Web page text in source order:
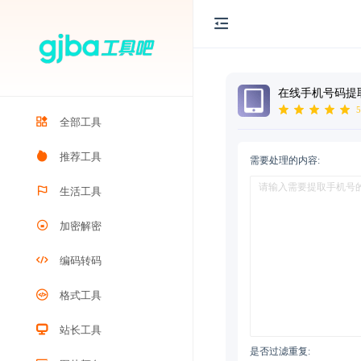
全部工具
推荐工具
生活工具
加密解密
编码转码
格式工具
站长工具
在线手机号码提
5
需要处理的内容:
是否过滤重复: